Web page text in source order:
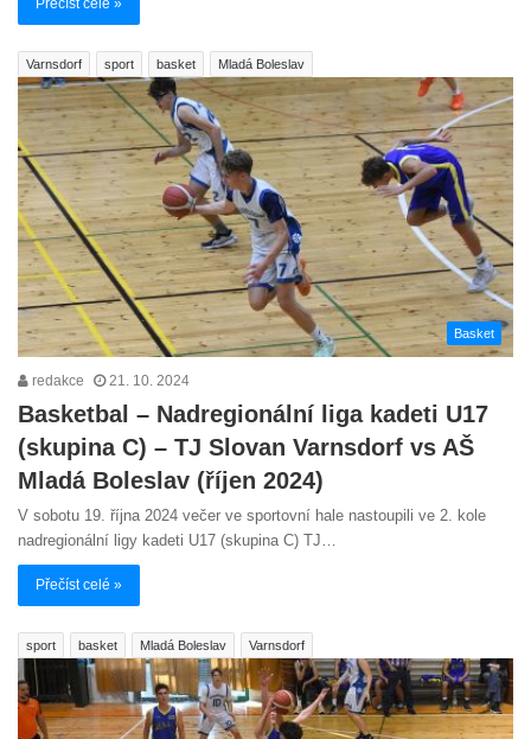
Přečíst celé »
Varnsdorf sport basket Mladá Boleslav
Basket
redakce 21. 10. 2024
Basketbal – Nadregionální liga kadeti U17
(skupina C) – TJ Slovan Varnsdorf vs AŠ
Mladá Boleslav (říjen 2024)
V sobotu 19. října 2024 večer ve sportovní hale nastoupili ve 2. kole
nadregionální ligy kadeti U17 (skupina C) TJ…
Přečíst celé »
sport basket Mladá Boleslav Varnsdorf